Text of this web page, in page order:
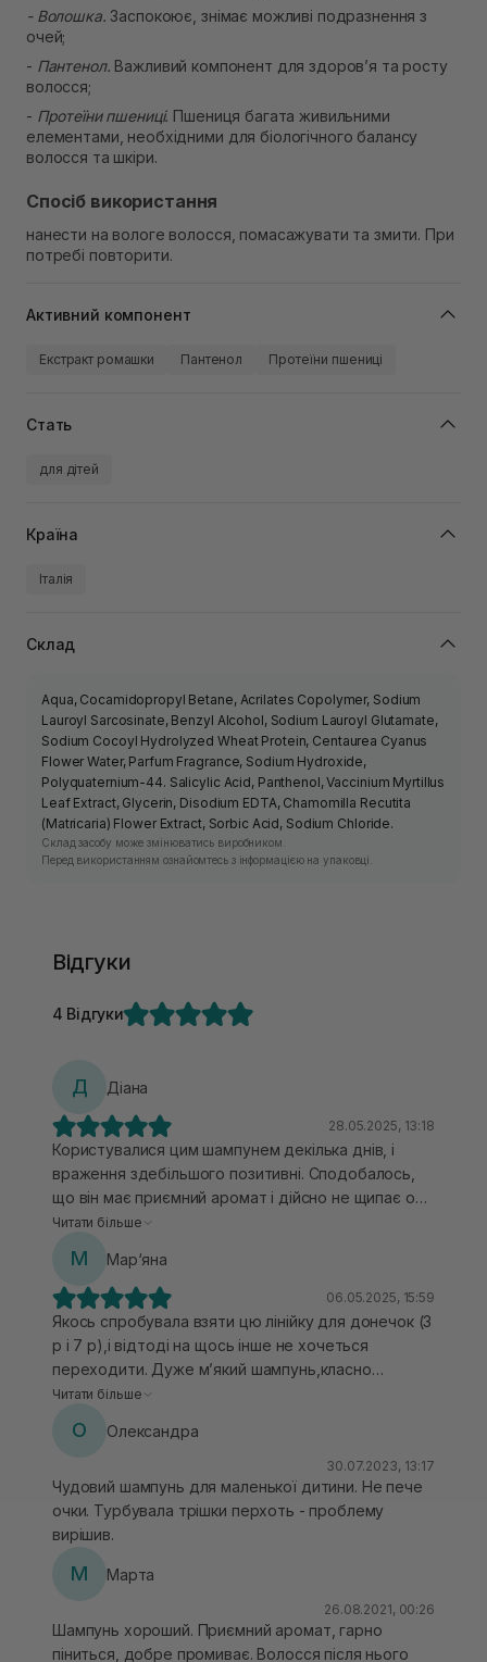
- Волошка. Заспокоює, знімає можливі подразнення з
очей;
- Пантенол. Важливий компонент для здоров’я та росту
волосся;
- Протеїни пшениці. Пшениця багата живильними
елементами, необхідними для біологічного балансу
волосся та шкіри.
Спосіб використання
нанести на вологе волосся, помасажувати та змити. При
потребі повторити.
Активний компонент
Екстракт ромашки Пантенол Протеїни пшениці
Стать
для дітей
Країна
Італія
Склад
Aqua, Cocamidopropyl Betane, Acrilates Copolymer, Sodium
Lauroyl Sarcosinate, Benzyl Alcohol, Sodium Lauroyl Glutamate,
Sodium Cocoyl Hydrolyzed Wheat Protein, Centaurea Cyanus
Flower Water, Parfum Fragrance, Sodium Hydroxide,
Polyquaternium-44. Salicylic Acid, Panthenol, Vaccinium Myrtillus
Leaf Extract, Glycerin, Disodium EDTA, Chamomilla Recutita
(Matricaria) Flower Extract, Sorbic Acid, Sodium Chloride.
Склад засобу може змінюватись виробником.
Перед використанням ознайомтесь з інформацією на упаковці.
Відгуки
4 Відгуки
Д Діана
28.05.2025, 13:18
Користувалися цим шампунем декілька днів, і
враження здебільшого позитивні. Сподобалось,
що він має приємний аромат і дійсно не щипає очі,
Волосся після нього м'яке, але іноді здається, що
Загалом норм.
Читати більше
М Мар‘яна
06.05.2025, 15:59
Якось спробувала взяти цю лінійку для донечок (3
р і 7 р),і відтоді на щось інше не хочеться
переходити. Дуже мʼякий шампунь,класно
промиває,приємний запах. Додаю маску з цією ж
гладеньке,розплутане, мʼяке. Рекомендую 🙌
Читати більше
О Олександра
30.07.2023, 13:17
Чудовий шампунь для маленької дитини. Не пече
очки. Турбувала трішки перхоть - проблему
вирішив.
М Марта
26.08.2021, 00:26
Шампунь хороший. Приємний аромат, гарно
піниться, добре промиває. Волосся після нього